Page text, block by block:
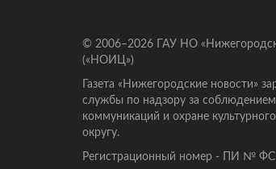
© 2006–2026 ГАУ НО
(«НОИЦ»)
Газета «Нижегородские новости»
службы по надзору за
коммуникаций и охране
округу.
Регистрационный номер - ПИ № ФС